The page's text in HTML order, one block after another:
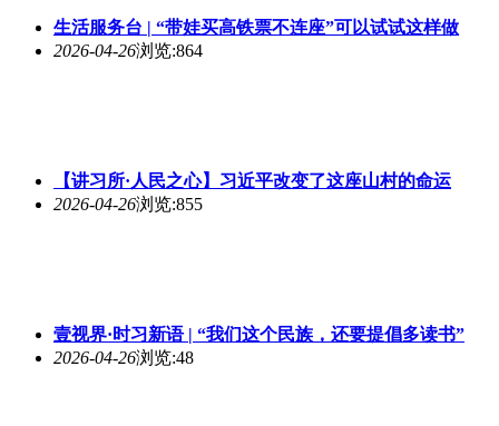
生活服务台 | “带娃买高铁票不连座”可以试试这样做
2026-04-26浏览:864
【讲习所·人民之心】习近平改变了这座山村的命运
2026-04-26浏览:855
壹视界·时习新语 | “我们这个民族，还要提倡多读书”
2026-04-26浏览:48